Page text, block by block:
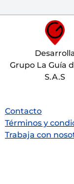
Grupo La Guía
S.A.S
Contacto
Términos y
Trabaja con